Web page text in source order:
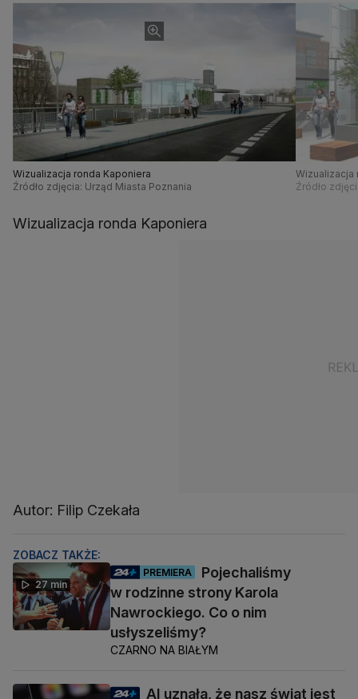
Wizualizacja ronda Kaponiera
Źródło zdjęcia: Urząd Miasta Poznania
Wizualizacja
Źródło
Wizualizacja ronda Kaponiera
Autor: Filip Czekała
ZOBACZ TAKŻE:
27 min
PREMIERA
Pojechaliśmy
w rodzinne strony Karola
Nawrockiego. Co o nim
usłyszeliśmy?
CZARNO NA BIAŁYM
AI uznała, że nasz świat jest